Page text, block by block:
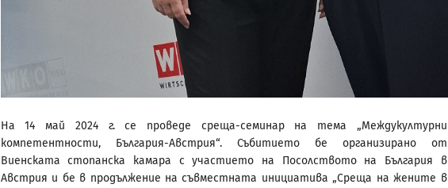
На 14 май 2024 г. се проведе среща-семинар на тема „Междукултурни
компетентности, България-Австрия“. Събитието бе организирано от
Виенската стопанска камара с участието на Посолството на България в
Австрия и бе в продължение на съвместната инициатива „Среща на жените в